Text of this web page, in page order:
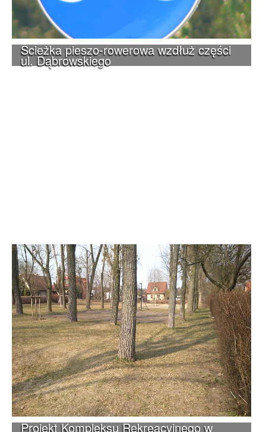
Ścieżka pieszo-rowerowa wzdłuż części
ul. Dąbrowskiego
Projekt Kompleksu Rekreacyjnego w